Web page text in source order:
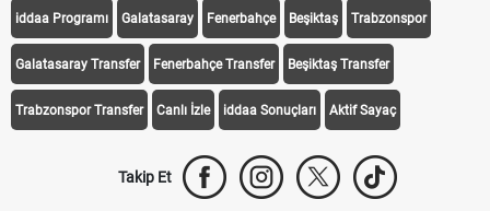
iddaa Programı Galatasaray Fenerbahçe Beşiktaş Trabzonspor
Galatasaray Transfer Fenerbahçe Transfer Beşiktaş Transfer
Trabzonspor Transfer Canlı İzle iddaa Sonuçları Aktif Sayaç
Takip Et